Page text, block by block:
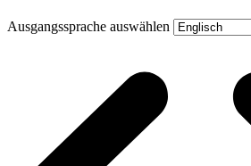
Ausgangssprache auswählen